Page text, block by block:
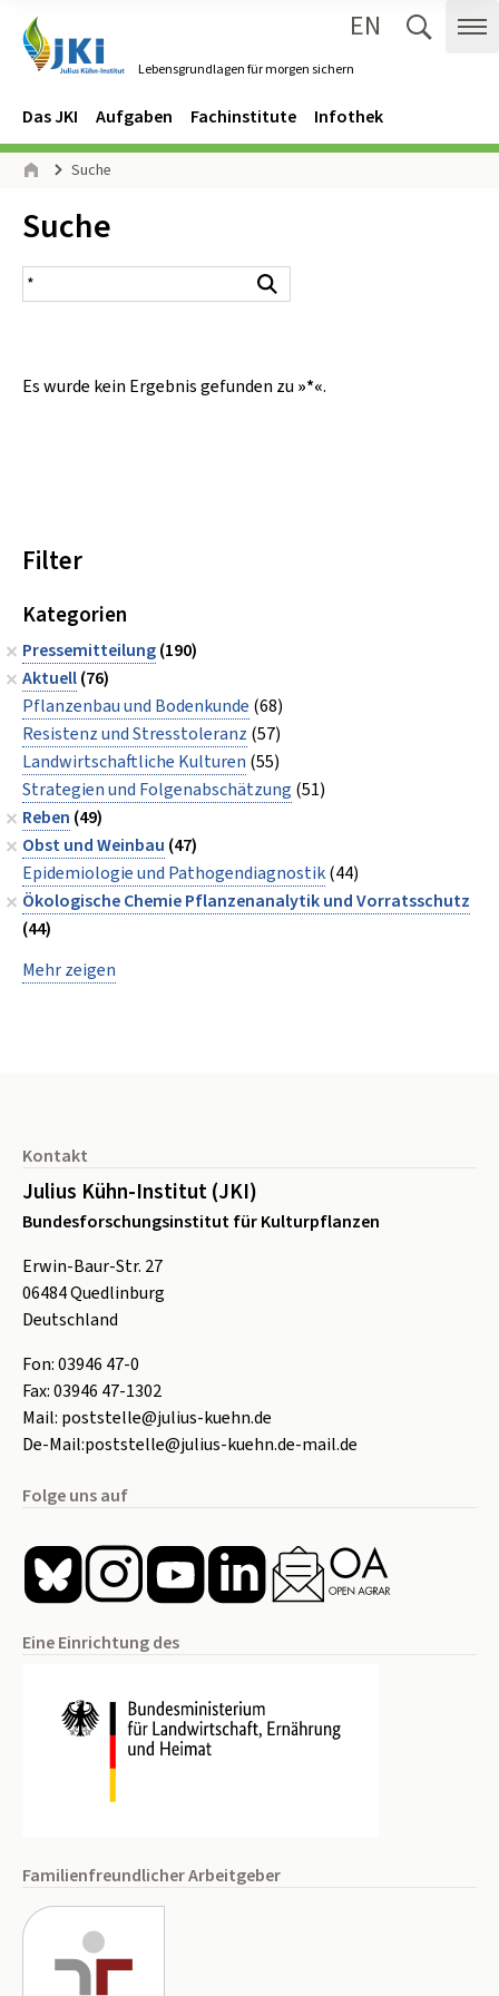
Lebensgrundlagen für morgen sichern
EN
Navigation
Hauptmenü
Das JKI Aufgaben Fachinstitute Infothek
Seitenpfad
Suche
Inhalt:
Suche
Suchergebnis
Es wurde kein Ergebnis gefunden zu »*«.
Filter
Kategorien
Pressemitteilung(190)
Aktuell(76)
Pflanzenbau und Bodenkunde (68)
Resistenz und Stresstoleranz (57)
Landwirtschaftliche Kulturen (55)
Strategien und Folgenabschätzung (51)
Reben (49)
Obst und Weinbau (47)
Epidemiologie und Pathogendiagnostik(44)
Ökologische Chemie Pflanzenanalytik und Vorratsschutz
(44)
Mehr zeigen
Kontakt
Julius Kühn-Institut (JKI)
Bundesforschungsinstitut für Kulturpflanzen
Erwin-Baur-Str. 27
06484Quedlinburg
Deutschland
Fon:03946 47-0
Fax:03946 47-1302
Mail: poststelle@julius-kuehn.de
De-Mail:poststelle@julius-kuehn.de-mail.de
Folge uns auf
Eine Einrichtung des
Familienfreundlicher Arbeitgeber